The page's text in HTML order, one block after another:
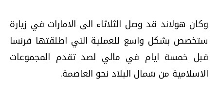
وكان هولاند قد وصل الثلاثاء الى الامارات في زيارة
ستخصص بشكل واسع للعملية التي اطلقتها فرنسا
قبل خمسة ايام في مالي لصد تقدم المجموعات
الاسلامية من شمال البلاد نحو العاصمة.